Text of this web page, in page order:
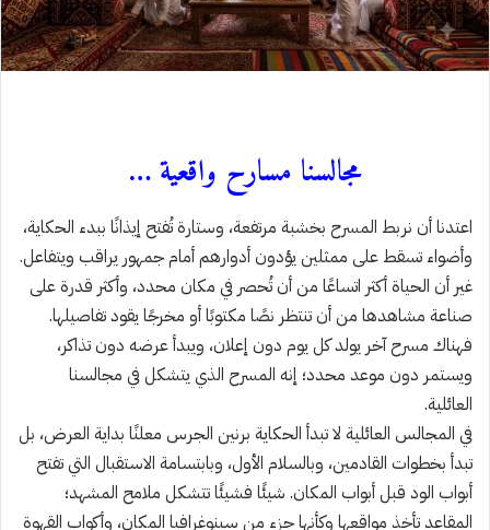
مجالسنا مسارح واقعية …
اعتدنا أن نربط المسرح بخشبة مرتفعة، وستارة تُفتح إيذانًا ببدء الحكاية،
وأضواء تسقط على ممثلين يؤدون أدوارهم أمام جمهور يراقب ويتفاعل.
غير أن الحياة أكثر اتساعًا من أن تُحصر في مكان محدد، وأكثر قدرة على
صناعة مشاهدها من أن تنتظر نصًا مكتوبًا أو مخرجًا يقود تفاصيلها.
فهناك مسرح آخر يولد كل يوم دون إعلان، ويبدأ عرضه دون تذاكر،
ويستمر دون موعد محدد؛ إنه المسرح الذي يتشكل في مجالسنا
العائلية.
في المجالس العائلية لا تبدأ الحكاية برنين الجرس معلنًا بداية العرض، بل
تبدأ بخطوات القادمين، وبالسلام الأول، وبابتسامة الاستقبال التي تفتح
أبواب الود قبل أبواب المكان. شيئًا فشيئًا تتشكل ملامح المشهد؛
المقاعد تأخذ مواقعها وكأنها جزء من سينوغرافيا المكان، وأكواب القهوة